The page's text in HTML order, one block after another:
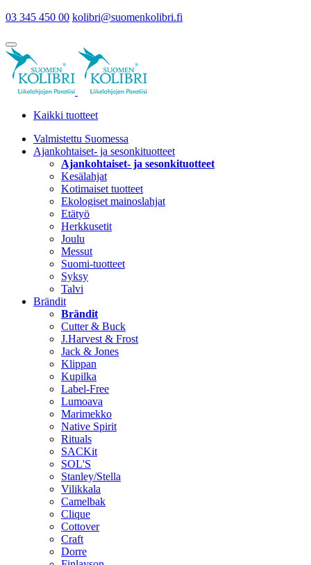
03 345 450 00 kolibri@suomenkolibri.fi
Kaikki tuotteet
Valmistettu Suomessa
Ajankohtaiset- ja sesonkituotteet
Ajankohtaiset- ja sesonkituotteet
Kesälahjat
Kotimaiset tuotteet
Ekologiset mainoslahjat
Etätyö
Herkkusetit
Joulu
Messut
Suomi-tuotteet
Syksy
Talvi
Brändit
Brändit
Cutter & Buck
J.Harvest & Frost
Jack & Jones
Klippan
Kupilka
Label-Free
Lumoava
Marimekko
Native Spirit
Rituals
SACKit
SOL'S
Stanley/Stella
Vilikkala
Camelbak
Clique
Cottover
Craft
Dorre